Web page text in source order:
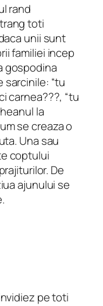
rand
toti
unii sunt
familiei incep
gospodina
sarcinile: “tu
carnea???, “tu
la
se creaza o
Una sau
coptului
De
ajunului se
pe toti